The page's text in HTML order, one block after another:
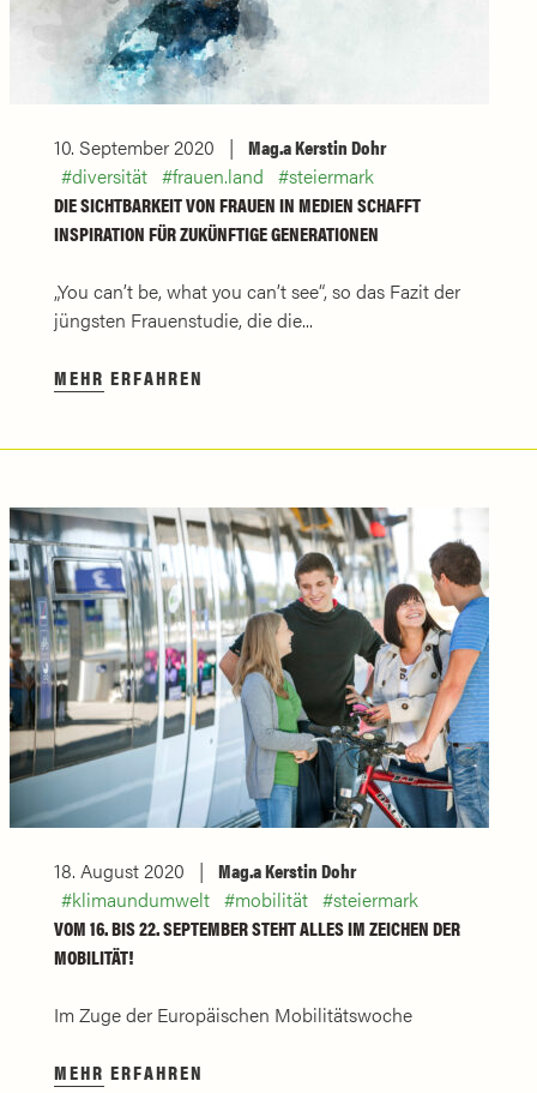
10. September 2020
Mag.a Kerstin Dohr
diversität
frauen.land
steiermark
DIE SICHTBARKEIT VON FRAUEN IN MEDIEN SCHAFFT
INSPIRATION FÜR ZUKÜNFTIGE GENERATIONEN
„You can’t be, what you can’t see“, so das Fazit der
jüngsten Frauenstudie, die die...
MEHR ERFAHREN
18. August 2020
Mag.a Kerstin Dohr
klimaundumwelt
mobilität
steiermark
VOM 16. BIS 22. SEPTEMBER STEHT ALLES IM ZEICHEN DER
MOBILITÄT!
Im Zuge der Europäischen Mobilitätswoche
MEHR ERFAHREN